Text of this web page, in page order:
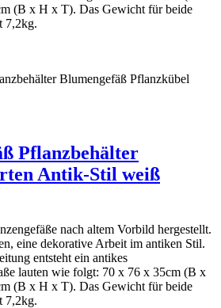
(B x H x T). Das Gewicht für beide
7,2kg.
Pflanzbehälter
Antik-Stil weiß
nach altem Vorbild hergestellt.
eine dekorative Arbeit im antiken Stil.
entsteht ein antikes
lauten wie folgt: 70 x 76 x 35cm (B x
(B x H x T). Das Gewicht für beide
7,2kg.